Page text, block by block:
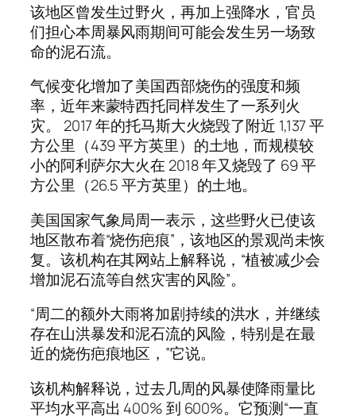
该地区曾发生过野火，再加上强降水，官员
们担心本周暴风雨期间可能会发生另一场致
命的泥石流。
气候变化增加了美国西部烧伤的强度和频
率，近年来蒙特西托同样发生了一系列火
灾。 2017 年的托马斯大火烧毁了附近 1,137 平
方公里（439 平方英里）的土地，而规模较
小的阿利萨尔大火在 2018 年又烧毁了 69 平
方公里（26.5 平方英里）的土地。
美国国家气象局周一表示，这些野火已使该
地区散布着“烧伤疤痕”，该地区的景观尚未恢
复。该机构在其网站上解释说，“植被减少会
增加泥石流等自然灾害的风险”。
“周二的额外大雨将加剧持续的洪水，并继续
存在山洪暴发和泥石流的风险，特别是在最
近的烧伤疤痕地区，”它说。
该机构解释说，过去几周的风暴使降雨量比
平均水平高出 400% 到 600%。它预测“一直